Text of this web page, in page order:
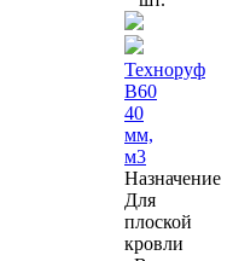
Техноруф
В60
40
мм,
м3
Назначение
Для
плоской
кровли